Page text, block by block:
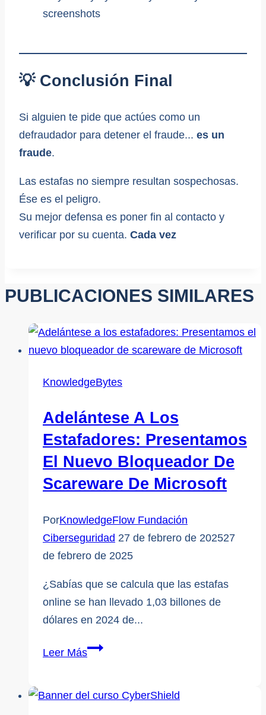
💡 Conclusión Final
Si alguien te pide que actúes como un
defraudador para detener el fraude... es un
fraude.
Las estafas no siempre resultan sospechosas.
Ése es el peligro.
Su mejor defensa es poner fin al contacto y
verificar por su cuenta. Cada vez
PUBLICACIONES SIMILARES
KnowledgeBytes
Adelántese A Los
Estafadores: Presentamos
El Nuevo Bloqueador De
Scareware De Microsoft
PorKnowledgeFlow Fundación
Ciberseguridad 27 de febrero de 202527
de febrero de 2025
¿Sabías que se calcula que las estafas
online se han llevado 1,03 billones de
dólares en 2024 de...
Leer MásAdelántese
estafadores: